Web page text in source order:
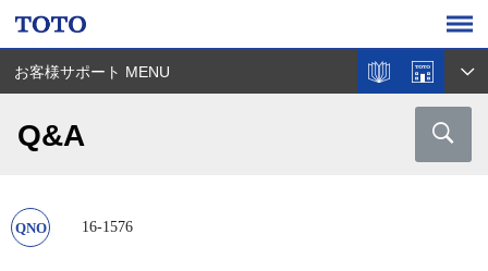
お客様サポート MENU
Q&A
16-1576